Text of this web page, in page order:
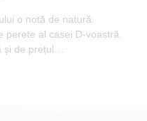
o notă de natură.
perete al casei D-voastră.
și de prețul…